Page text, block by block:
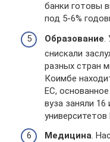
банки готовы
под 5-6%
Образование.
снискали
разных стран
Коимбе
ЕС,
вуза заняли
университетов
Медицина.